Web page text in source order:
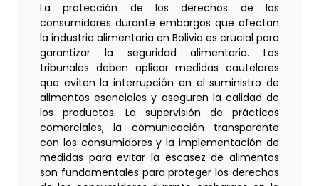
La protección de los derechos de los
consumidores durante embargos que afectan
la industria alimentaria en Bolivia es crucial para
garantizar la seguridad alimentaria. Los
tribunales deben aplicar medidas cautelares
que eviten la interrupción en el suministro de
alimentos esenciales y aseguren la calidad de
los productos. La supervisión de prácticas
comerciales, la comunicación transparente
con los consumidores y la implementación de
medidas para evitar la escasez de alimentos
son fundamentales para proteger los derechos